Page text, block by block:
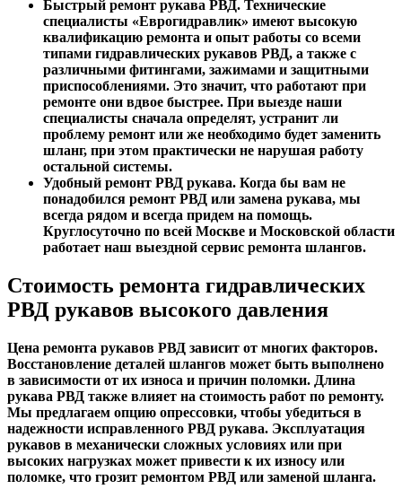
Быстрый ремонт рукава РВД. Технические
специалисты «Еврогидравлик» имеют высокую
квалификацию ремонта и опыт работы со всеми
типами гидравлических рукавов РВД, а также с
различными фитингами, зажимами и защитными
приспособлениями. Это значит, что работают при
ремонте они вдвое быстрее. При выезде наши
специалисты сначала определят, устранит ли
проблему ремонт или же необходимо будет заменить
шланг, при этом практически не нарушая работу
остальной системы.
Удобный ремонт РВД рукава. Когда бы вам не
понадобился ремонт РВД или замена рукава, мы
всегда рядом и всегда придем на помощь.
Круглосуточно по всей Москве и Московской области
работает наш выездной сервис ремонта шлангов.
Стоимость ремонта гидравлических
РВД рукавов высокого давления
Цена ремонта рукавов РВД зависит от многих факторов.
Восстановление деталей шлангов может быть выполнено
в зависимости от их износа и причин поломки. Длина
рукава РВД также влияет на стоимость работ по ремонту.
Мы предлагаем опцию опрессовки, чтобы убедиться в
надежности исправленного РВД рукава. Эксплуатация
рукавов в механически сложных условиях или при
высоких нагрузках может привести к их износу или
поломке, что грозит ремонтом РВД или заменой шланга.